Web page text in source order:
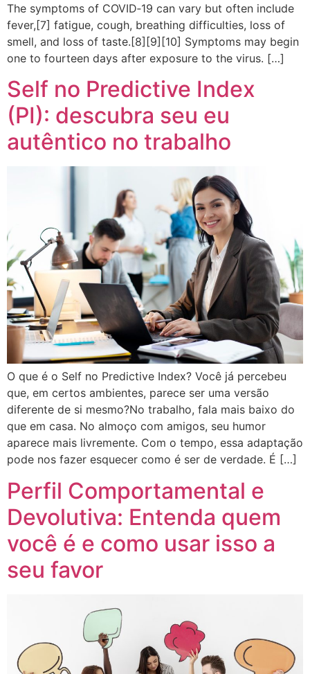
The symptoms of COVID‑19 can vary but often include
fever,[7] fatigue, cough, breathing difficulties, loss of
smell, and loss of taste.[8][9][10] Symptoms may begin
one to fourteen days after exposure to the virus. […]
Self no Predictive Index
(PI): descubra seu eu
autêntico no trabalho
O que é o Self no Predictive Index? Você já percebeu
que, em certos ambientes, parece ser uma versão
diferente de si mesmo?No trabalho, fala mais baixo do
que em casa. No almoço com amigos, seu humor
aparece mais livremente. Com o tempo, essa adaptação
pode nos fazer esquecer como é ser de verdade. É […]
Perfil Comportamental e
Devolutiva: Entenda quem
você é e como usar isso a
seu favor